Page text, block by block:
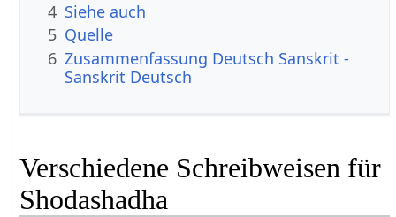
4 Siehe auch
5 Quelle
6 Zusammenfassung Deutsch Sanskrit -
Sanskrit Deutsch
Verschiedene Schreibweisen für
Shodashadha